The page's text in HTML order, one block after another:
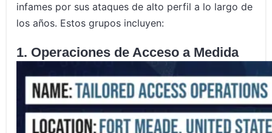
infames por sus ataques de alto perfil a lo largo de
los años. Estos grupos incluyen:
1. Operaciones de Acceso a Medida